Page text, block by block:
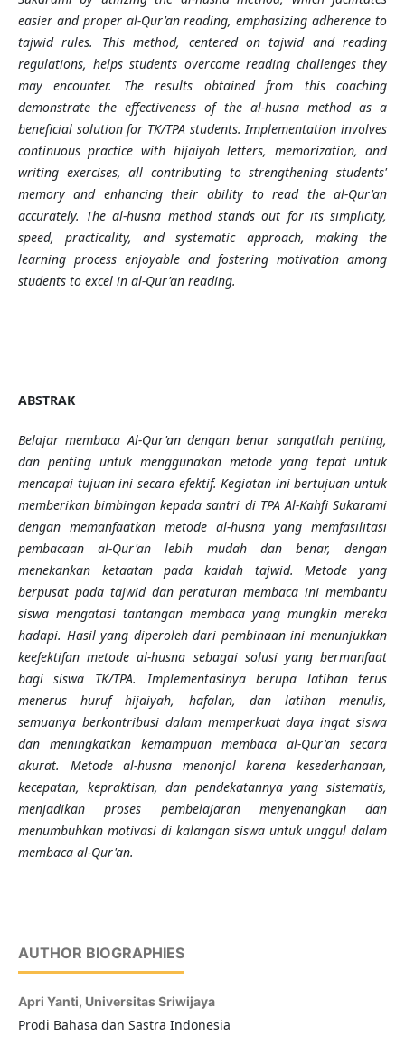
easier and proper al-Qur'an reading, emphasizing adherence to
tajwid rules. This method, centered on tajwid and reading
regulations, helps students overcome reading challenges they
may encounter. The results obtained from this coaching
demonstrate the effectiveness of the al-husna method as a
beneficial solution for TK/TPA students. Implementation involves
continuous practice with hijaiyah letters, memorization, and
writing exercises, all contributing to strengthening students'
memory and enhancing their ability to read the al-Qur'an
accurately. The al-husna method stands out for its simplicity,
speed, practicality, and systematic approach, making the
learning process enjoyable and fostering motivation among
students to excel in al-Qur'an reading.
ABSTRAK
Belajar membaca Al-Qur'an dengan benar sangatlah penting,
dan penting untuk menggunakan metode yang tepat untuk
mencapai tujuan ini secara efektif. Kegiatan ini bertujuan untuk
memberikan bimbingan kepada santri di TPA Al-Kahfi Sukarami
dengan memanfaatkan metode al-husna yang memfasilitasi
pembacaan al-Qur'an lebih mudah dan benar, dengan
menekankan ketaatan pada kaidah tajwid. Metode yang
berpusat pada tajwid dan peraturan membaca ini membantu
siswa mengatasi tantangan membaca yang mungkin mereka
hadapi. Hasil yang diperoleh dari pembinaan ini menunjukkan
keefektifan metode al-husna sebagai solusi yang bermanfaat
bagi siswa TK/TPA. Implementasinya berupa latihan terus
menerus huruf hijaiyah, hafalan, dan latihan menulis,
semuanya berkontribusi dalam memperkuat daya ingat siswa
dan meningkatkan kemampuan membaca al-Qur'an secara
akurat. Metode al-husna menonjol karena kesederhanaan,
kecepatan, kepraktisan, dan pendekatannya yang sistematis,
menjadikan proses pembelajaran menyenangkan dan
menumbuhkan motivasi di kalangan siswa untuk unggul dalam
membaca al-Qur'an.
AUTHOR BIOGRAPHIES
Apri Yanti, Universitas Sriwijaya
Prodi Bahasa dan Sastra Indonesia